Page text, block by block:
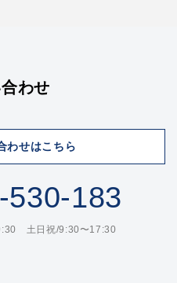
わせ
わせはこちら
530-183
土日祝/9:30〜17:30